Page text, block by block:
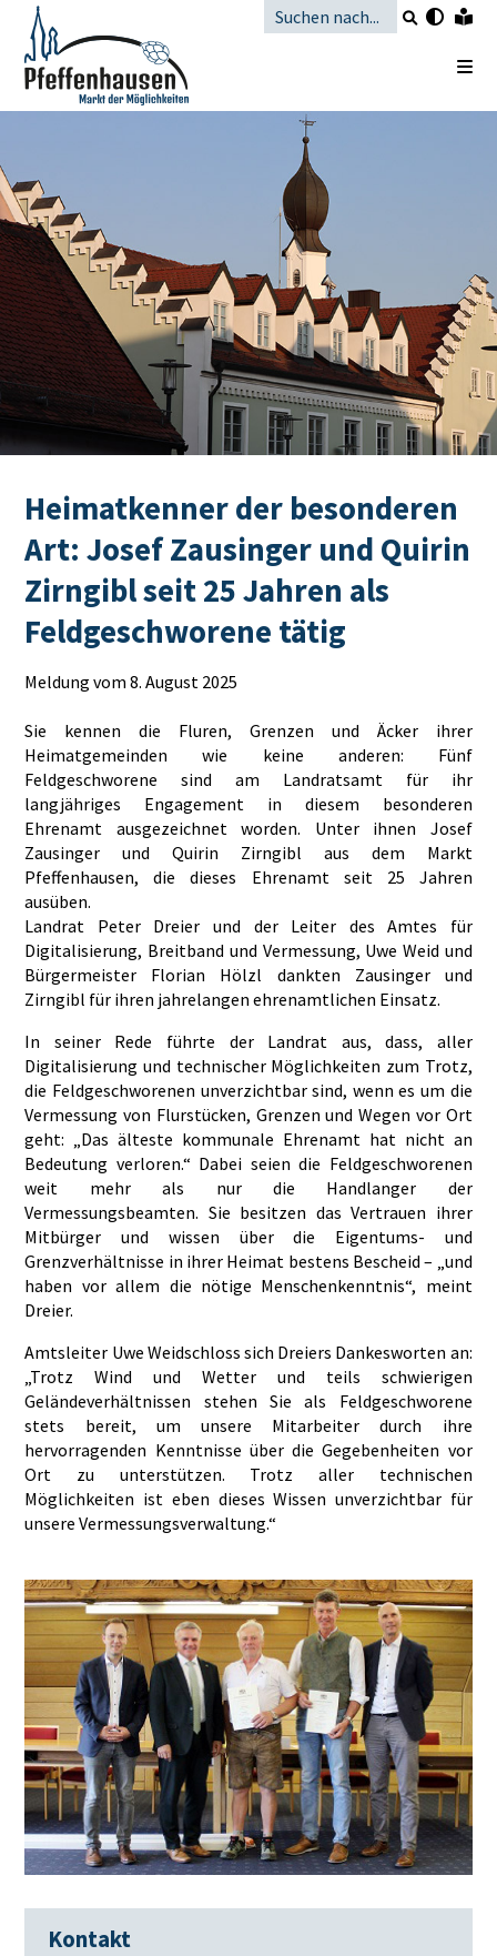
Heimatkenner der besonderen
Art: Josef Zausinger und Quirin
Zirngibl seit 25 Jahren als
Feldgeschworene tätig
Meldung vom 8. August 2025
Sie kennen die Fluren, Grenzen und Äcker ihrer
Heimatgemeinden wie keine anderen: Fünf
Feldgeschworene sind am Landratsamt für ihr
langjähriges Engagement in diesem besonderen
Ehrenamt ausgezeichnet worden. Unter ihnen Josef
Zausinger und Quirin Zirngibl aus dem Markt
Pfeffenhausen, die dieses Ehrenamt seit 25 Jahren
ausüben.
Landrat Peter Dreier und der Leiter des Amtes für
Digitalisierung, Breitband und Vermessung, Uwe Weid und
Bürgermeister Florian Hölzl dankten Zausinger und
Zirngibl für ihren jahrelangen ehrenamtlichen Einsatz.
In seiner Rede führte der Landrat aus, dass, aller
Digitalisierung und technischer Möglichkeiten zum Trotz,
die Feldgeschworenen unverzichtbar sind, wenn es um die
Vermessung von Flurstücken, Grenzen und Wegen vor Ort
geht: „Das älteste kommunale Ehrenamt hat nicht an
Bedeutung verloren.“ Dabei seien die Feldgeschworenen
weit mehr als nur die Handlanger der
Vermessungsbeamten. Sie besitzen das Vertrauen ihrer
Mitbürger und wissen über die Eigentums- und
Grenzverhältnisse in ihrer Heimat bestens Bescheid – „und
haben vor allem die nötige Menschenkenntnis“, meint
Dreier.
Amtsleiter Uwe Weidschloss sich Dreiers Dankesworten an:
„Trotz Wind und Wetter und teils schwierigen
Geländeverhältnissen stehen Sie als Feldgeschworene
stets bereit, um unsere Mitarbeiter durch ihre
hervorragenden Kenntnisse über die Gegebenheiten vor
Ort zu unterstützen. Trotz aller technischen
Möglichkeiten ist eben dieses Wissen unverzichtbar für
unsere Vermessungsverwaltung.“
Kontakt